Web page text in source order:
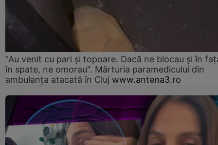
"Au venit cu pari și topoare. Dacă ne blocau şi în
în spate, ne omorau". Mărturia paramedicului din
ambulanţa atacată în Cluj www.antena3.ro